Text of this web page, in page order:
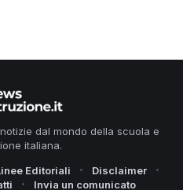
dal mondo della scuola e
italiana.
Editoriali
Disclaimer
Invia un comunicato